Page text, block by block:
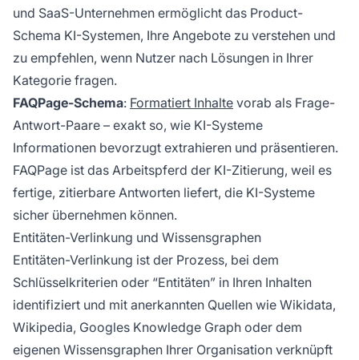
und SaaS-Unternehmen ermöglicht das Product-
Schema KI-Systemen, Ihre Angebote zu verstehen und
zu empfehlen, wenn Nutzer nach Lösungen in Ihrer
Kategorie fragen.
FAQPage-Schema: Formatiert Inhalte vorab als Frage-
Antwort-Paare – exakt so, wie KI-Systeme
Informationen bevorzugt extrahieren und präsentieren.
FAQPage ist das Arbeitspferd der KI-Zitierung, weil es
fertige, zitierbare Antworten liefert, die KI-Systeme
sicher übernehmen können.
Entitäten-Verlinkung und Wissensgraphen
Entitäten-Verlinkung ist der Prozess, bei dem
Schlüsselkriterien oder “Entitäten” in Ihren Inhalten
identifiziert und mit anerkannten Quellen wie Wikidata,
Wikipedia, Googles Knowledge Graph oder dem
eigenen Wissensgraphen Ihrer Organisation verknüpft